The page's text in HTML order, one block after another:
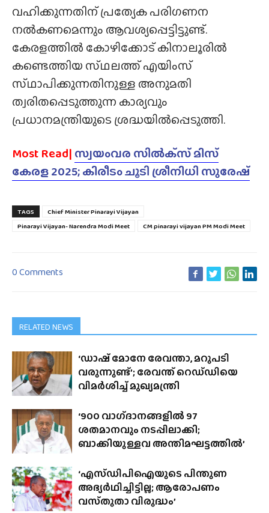
വഹിക്കുന്നതിന് പ്രത്യേക പരിഗണന
നല്‍കണമെന്നും ആവശ്യപ്പെട്ടിട്ടുണ്ട്.
കേരളത്തില്‍ കോഴിക്കോട് കിനാലൂരില്‍
കണ്ടെത്തിയ സ്‌ഥലത്ത് എയിംസ്
സ്‌ഥാപിക്കുന്നതിനുള്ള അനുമതി
ത്വരിതപ്പെടുത്തുന്ന കാര്യവും
പ്രധാനമന്ത്രിയുടെ ശ്രദ്ധയില്‍പ്പെടുത്തി.
Most Read| സ്വയംവര സിൽക്‌സ് മിസ്
കേരള 2025; കിരീടം ചൂടി ശ്രീനിധി സുരേഷ്
TAGS
Chief Minister Pinarayi Vijayan
Pinarayi Vijayan- Narendra Modi Meet
CM pinarayi vijayan PM Modi Meet
0 Comments
RELATED NEWS
‘ഡാഷ് മോനേ രേവന്താ, മറുപടി
വരുന്നുണ്ട്’; രേവന്ത് റെഡ്‌ഡിയെ
വിമർശിച്ച് മുഖ്യമന്ത്രി
‘900 വാഗ്‌ദാനങ്ങളിൽ 97
ശതമാനവും നടപ്പിലാക്കി;
ബാക്കിയുള്ളവ അന്തിമഘട്ടത്തിൽ’
‘എസ്‌ഡിപിഐയുടെ പിന്തുണ
അഭ്യർഥിച്ചിട്ടില്ല; ആരോപണം
വസ്‌തുതാ വിരുദ്ധം’